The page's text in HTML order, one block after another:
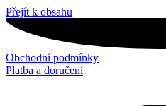
Přejít k obsahu
Obchodní podmínky
Platba a doručení